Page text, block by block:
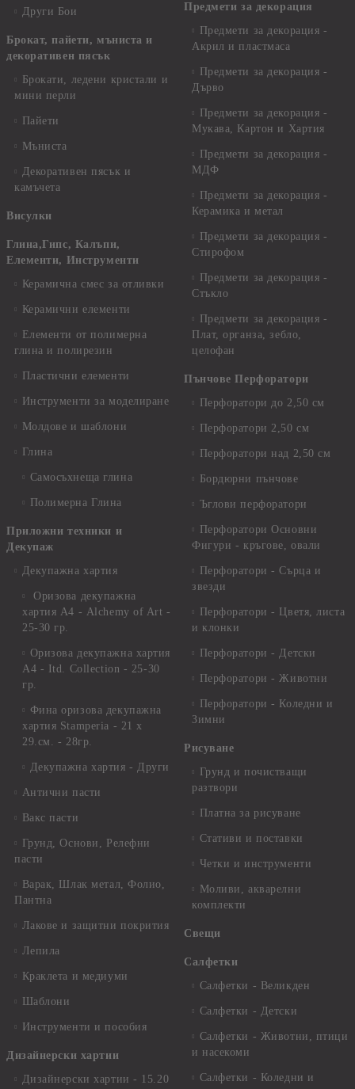
Други Бои
Брокат, пайети, мъниста и
декоративен пясък
Брокати, ледени кристали и
мини перли
Пайети
Мъниста
Декоративен пясък и
камъчета
Висулки
Глина,Гипс, Калъпи,
Елементи, Инструменти
Керамична смес за отливки
Керамични елементи
Елементи от полимерна
глина и полирезин
Пластични елементи
Инструменти за моделиране
Молдове и шаблони
Глина
Самосъхнеща глина
Полимерна Глина
Приложни техники и
Декупаж
Декупажна хартия
Оризова декупажна
хартия А4 - Alchemy of Art -
25-30 гр.
Оризова декупажна хартия
А4 - Itd. Collection - 25-30
гр.
Фина оризова декупажна
хартия Stamperia - 21 х
29.см. - 28гр.
Декупажна хартия - Други
Антични пасти
Вакс пасти
Грунд, Основи, Релефни
пасти
Варак, Шлак метал, Фолио,
Пантна
Лакове и защитни покрития
Лепила
Краклета и медиуми
Шаблони
Инструменти и пособия
Дизайнерски хартии
Дизайнерски хартии - 15.20
Предмети за декорация
Предмети за декорация -
Акрил и пластмаса
Предмети за декорация -
Дърво
Предмети за декорация -
Мукава, Картон и Хартия
Предмети за декорация -
МДФ
Предмети за декорация -
Керамика и метал
Предмети за декорация -
Стирофом
Предмети за декорация -
Стъкло
Предмети за декорация -
Плат, органза, зебло,
целофан
Пънчове Перфоратори
Перфоратори до 2,50 см
Перфоратори 2,50 см
Перфоратори над 2,50 см
Бордюрни пънчове
Ъглови перфоратори
Перфоратори Основни
Фигури - кръгове, овали
Перфоратори - Сърца и
звезди
Перфоратори - Цветя, листа
и клонки
Перфоратори - Детски
Перфоратори - Животни
Перфоратори - Коледни и
Зимни
Рисуване
Грунд и почистващи
разтвори
Платна за рисуване
Стативи и поставки
Четки и инструменти
Моливи, акварелни
комплекти
Свещи
Салфетки
Салфетки - Великден
Салфетки - Детски
Салфетки - Животни, птици
и насекоми
Салфетки - Коледни и